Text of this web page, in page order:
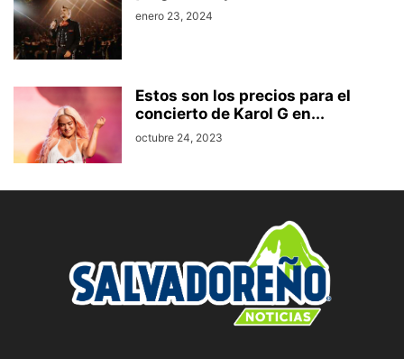
enero 23, 2024
Estos son los precios para el
concierto de Karol G en...
octubre 24, 2023